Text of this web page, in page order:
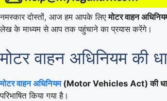
नमस्कार दोस्तों, आज हम आपके लिएमोटर वाहन
लेख के माध्यम से आप तक पहुंचाने का प्रयास करेंगे।
मोटर वाहन अधिनियम की
मोटर वाहन अधिनियम(Motor Vehicles Act) की
परिभाषित किया गया है।